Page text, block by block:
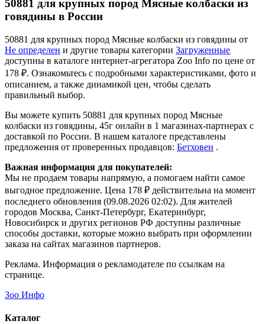
50881 для крупных пород Mясные колбаски из
говядины в России
50881 для крупных пород Mясные колбаски из говядины от
Не определен и другие товары категории Загруженные
доступны в каталоге интернет-агрегатора Zoo Info по цене от
178 ₽. Ознакомьтесь с подробными характеристиками, фото и
описанием, а также динамикой цен, чтобы сделать
правильный выбор.
Вы можете купить 50881 для крупных пород Mясные
колбаски из говядины, 45г онлайн в 1 магазинах-партнерах с
доставкой по России. В нашем каталоге представлены
предложения от проверенных продавцов: Бетховен .
Важная информация для покупателей:
Мы не продаем товары напрямую, а помогаем найти самое
выгодное предложение. Цена 178 ₽ действительна на момент
последнего обновления (09.08.2026 02:02). Для жителей
городов Москва, Санкт-Петербург, Екатеринбург,
Новосибирск и других регионов РФ доступны различные
способы доставки, которые можно выбрать при оформлении
заказа на сайтах магазинов партнеров.
Реклама. Информация о рекламодателе по ссылкам на
странице.
Зоо Инфо
Каталог